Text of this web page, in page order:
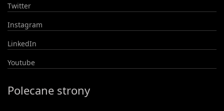
Twitter
Instagram
LinkedIn
Youtube
Polecane strony